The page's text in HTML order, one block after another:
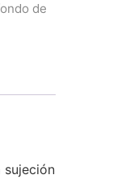
de
sujeción